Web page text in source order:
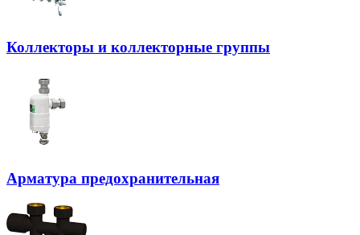
Коллекторы и коллекторные группы
Арматура предохранительная